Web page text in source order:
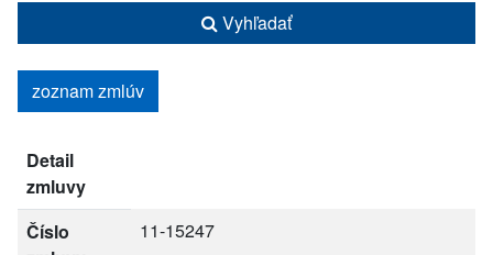
Vyhľadať
zoznam zmlúv
Detail
zmluvy
Číslo
11-15247